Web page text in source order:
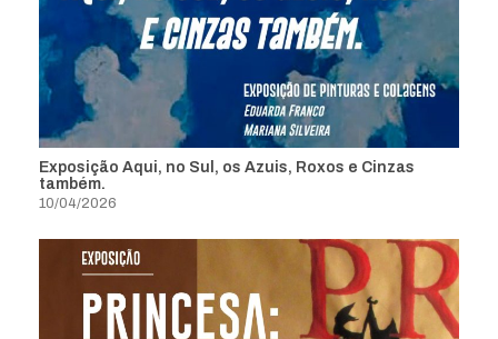
Exposição Aqui, no Sul, os Azuis, Roxos e Cinzas
também.
10/04/2026